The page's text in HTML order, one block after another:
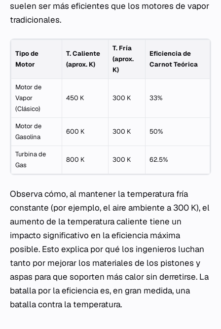
suelen ser más eficientes que los motores de vapor
tradicionales.
Tipo de
Motor
T. Caliente
(aprox. K)
T. Fría
(aprox.
K)
Eficiencia de
Carnot Teórica
Motor de
Vapor
(Clásico)
450 K 300 K 33%
Motor de
Gasolina
600 K 300 K 50%
Turbina de
Gas
800 K 300 K 62.5%
Observa cómo, al mantener la temperatura fría
constante (por ejemplo, el aire ambiente a 300 K), el
aumento de la temperatura caliente tiene un
impacto significativo en la eficiencia máxima
posible. Esto explica por qué los ingenieros luchan
tanto por mejorar los materiales de los pistones y
aspas para que soporten más calor sin derretirse. La
batalla por la eficiencia es, en gran medida, una
batalla contra la temperatura.